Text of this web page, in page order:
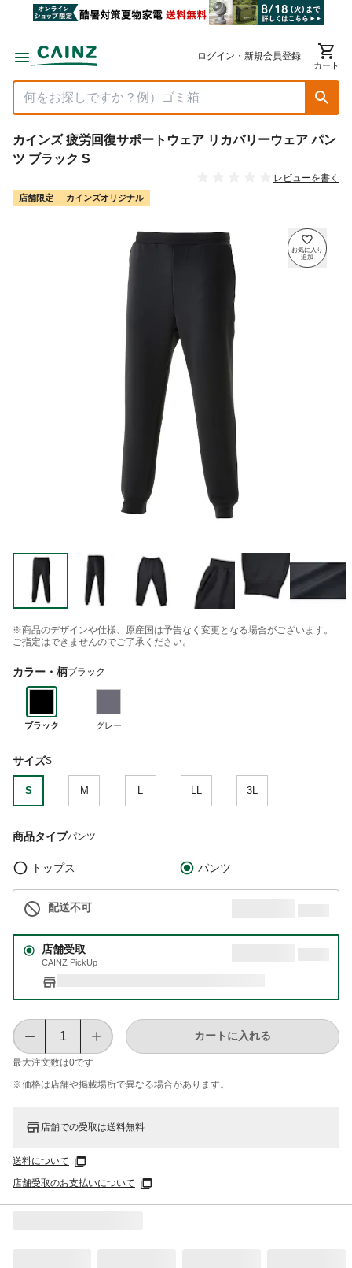
ログイン・新規会員登録
カート
カインズ 疲労回復サポートウェア リカバリーウェア パン
ツ ブラック S
レビューを書く
店舗限定 カインズオリジナル
※商品のデザインや仕様、原産国は予告なく変更となる場合がございます。
ご指定はできませんのでご了承ください。
カラー・柄ブラック
ブラック グレー
サイズS
S M 3L
商品タイプパンツ
トップス パンツ
配送不可
店舗受取
CAINZ PickUp
最大注文数は0です
カートに入れる
※価格は​店舗や​掲載場所で​異なる​場合が​あります。
店舗での受取は送料無料
送料について
店舗受取のお支払いについて